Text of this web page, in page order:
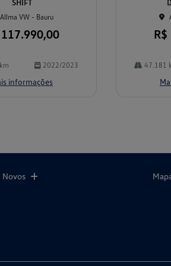
Allma VW - Bauru
2022/2023
informações
47.181
Novos